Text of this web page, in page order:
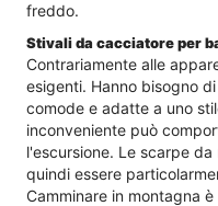
freddo.
Stivali da cacciatore per
Contrariamente alle
esigenti. Hanno bisogno
comode e adatte a uno
inconveniente può
l'escursione. Le scarpe
quindi essere
Camminare in montagna